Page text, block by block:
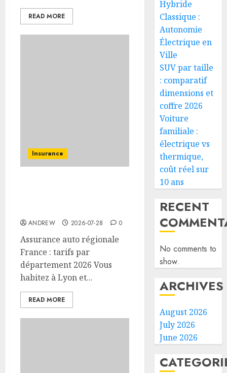
READ MORE
Insurance
ANDREW 2026-07-28 0
Assurance auto régionale
France : tarifs par
département 2026 Vous
habitez à Lyon et...
READ MORE
Hybride
Classique :
Autonomie
Électrique en
Ville
SUV par taille
: comparatif
dimensions et
coffre 2026
Voiture
familiale :
électrique vs
thermique,
coût réel sur
10 ans
RECENT
No comments to
show.
ARCHIVES
August 2026
July 2026
June 2026